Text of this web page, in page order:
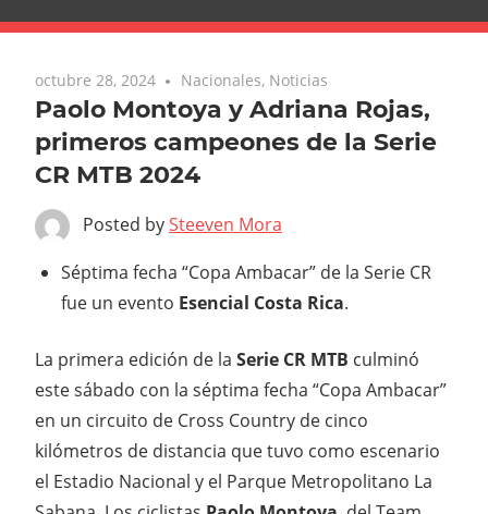
octubre 28, 2024 Nacionales, Noticias
Paolo Montoya y Adriana Rojas,
primeros campeones de la Serie
CR MTB 2024
Posted bySteeven Mora
Séptima fecha “Copa Ambacar” de la Serie CR
fue un evento Esencial Costa Rica.
La primera edición de la Serie CR MTB culminó
este sábado con la séptima fecha “Copa Ambacar”
en un circuito de Cross Country de cinco
kilómetros de distancia que tuvo como escenario
el Estadio Nacional y el Parque Metropolitano La